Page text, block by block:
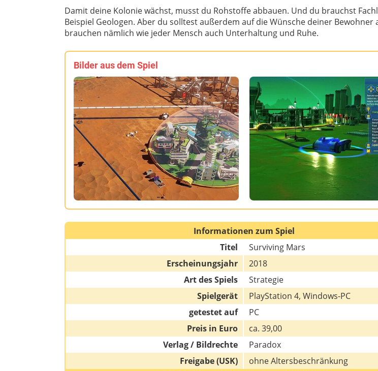
Damit deine Kolonie wächst, musst du Rohstoffe abbauen. Und du brauchst
Beispiel Geologen. Aber du solltest außerdem auf die Wünsche deiner Bewohner
brauchen nämlich wie jeder Mensch auch Unterhaltung und Ruhe.
Bilder aus dem Spiel
Informationen zum Spiel
Titel
Surviving Mars
Erscheinungsjahr
2018
Art des Spiels
Strategie
Spielgerät
PlayStation 4, Windows-PC
getestet auf
PC
Preis in Euro
ca. 39,00
Verlag / Bildrechte
Paradox
Freigabe (USK)
ohne Altersbeschränkung